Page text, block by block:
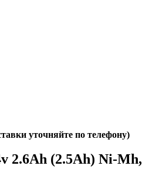
уточняйте по телефону)
2.6Ah (2.5Ah) Ni-Mh,